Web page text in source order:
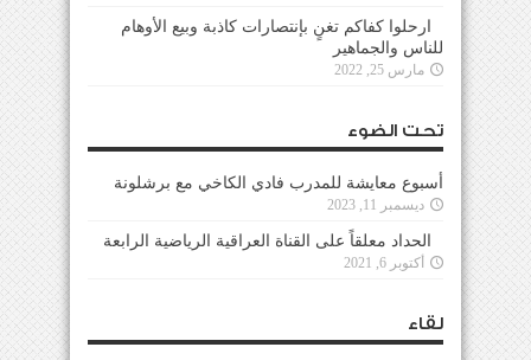
ارحلوا كفاكم تغنٍ بإنتصارات كاذبة وبيع الأوهام
للناس والجماهير
مارس 25, 2022
تحت الضوء
أسبوع معايشة للمدرب فادي الكاخي مع برشلونة
ديسمبر 11, 2023
الحداد معلقاً على القناة العراقية الرياضية الرابعة
أكتوبر 6, 2021
لقاء